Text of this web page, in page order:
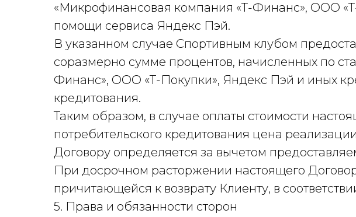
«Микрофинансовая компания «Т-Финанс», ООО
помощи сервиса Яндекс Пэй.
В указанном случае Спортивным клубом
соразмерно сумме процентов, начисленных по
Финанс», ООО «Т-Покупки», Яндекс Пэй и иных
кредитования.
Таким образом, в случае оплаты стоимости
потребительского кредитования цена
Договору определяется за вычетом
При досрочном расторжении настоящего
причитающейся к возврату Клиенту, в
5. Права и обязанности сторон